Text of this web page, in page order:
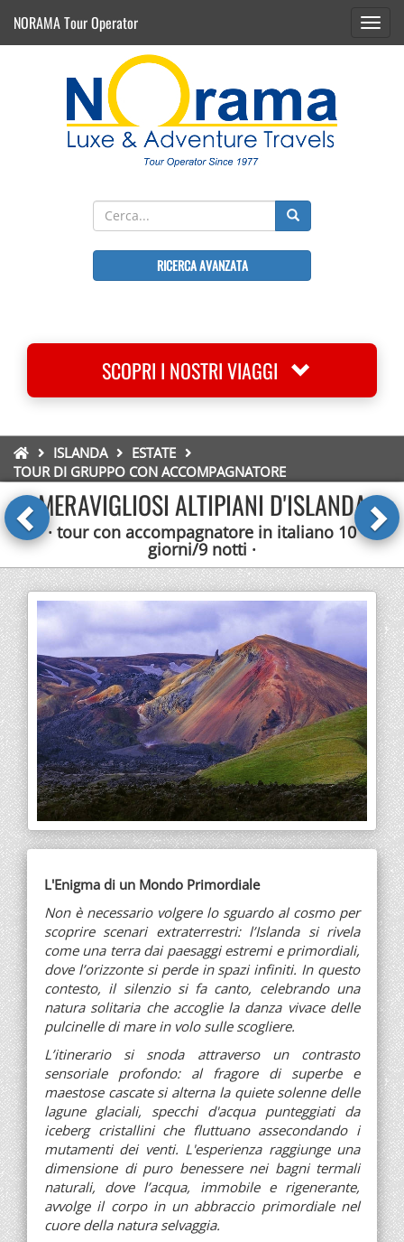
NORAMA Tour Operator
RICERCA AVANZATA
SCOPRI I NOSTRI VIAGGI
ISLANDA
ESTATE
TOUR DI GRUPPO CON ACCOMPAGNATORE
MERAVIGLIOSI ALTIPIANI D'ISLANDA
· tour con accompagnatore in italiano 10
giorni/9 notti ·
L'Enigma di un Mondo Primordiale
Non è necessario volgere lo sguardo al cosmo per
scoprire scenari extraterrestri: l’Islanda si rivela
come una terra dai paesaggi estremi e primordiali,
dove l’orizzonte si perde in spazi infiniti. In questo
contesto, il silenzio si fa canto, celebrando una
natura solitaria che accoglie la danza vivace delle
pulcinelle di mare in volo sulle scogliere.
L’itinerario si snoda attraverso un contrasto
sensoriale profondo: al fragore di superbe e
maestose cascate si alterna la quiete solenne delle
lagune glaciali, specchi d'acqua punteggiati da
iceberg cristallini che fluttuano assecondando i
mutamenti dei venti. L'esperienza raggiunge una
dimensione di puro benessere nei bagni termali
naturali, dove l’acqua, immobile e rigenerante,
avvolge il corpo in un abbraccio primordiale nel
cuore della natura selvaggia.